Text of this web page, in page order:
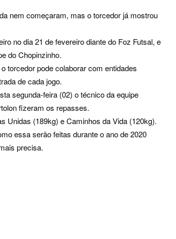
nem começaram, mas o torcedor já mostrou
no dia 21 de fevereiro diante do Foz Futsal, e
do Chopinzinho.
torcedor pode colaborar com entidades
de cada jogo.
segunda-feira (02) o técnico da equipe
fizeram os repasses.
Unidas (189kg) e Caminhos da Vida (120kg).
essa serão feitas durante o ano de 2020
precisa.